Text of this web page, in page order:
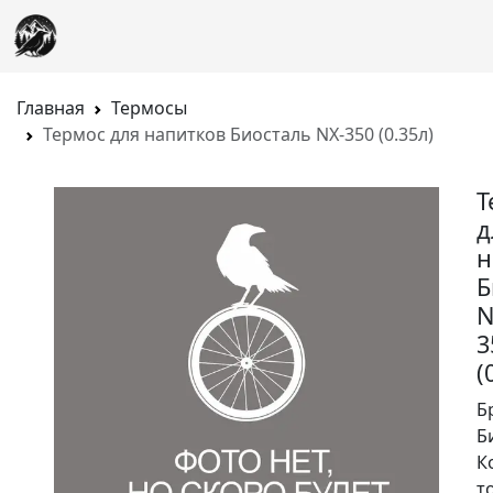
Главная
Термосы
Термос для напитков Биосталь NX-350 (0.35л)